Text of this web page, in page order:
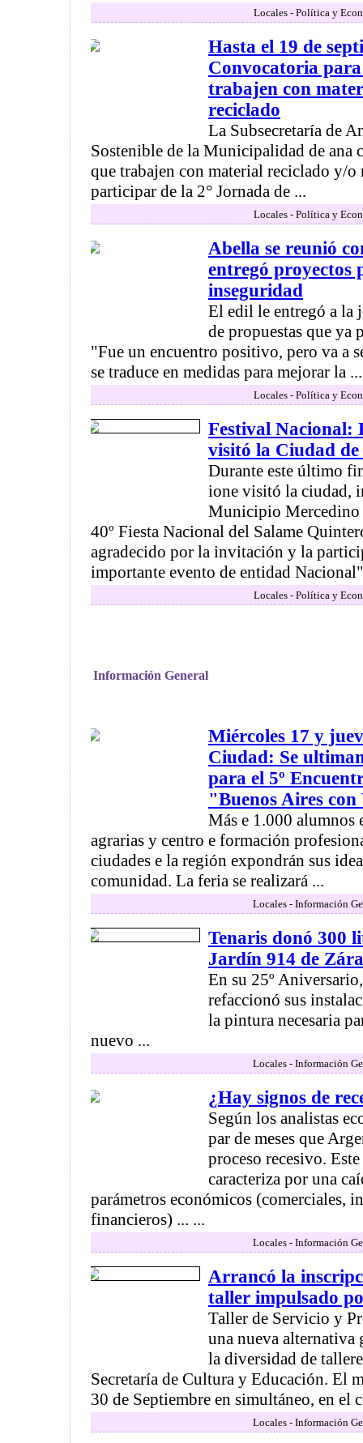
Locales - Política y
Hasta el 19 de
Convocatoria
trabajen con
reciclado
La Subsecretaría de
Sostenible de la Municipalidad de ana
que trabajen con material reciclado y/
participar de la 2° Jornada de ...
Locales - Política y
Abella se reunió
entregó proyectos
inseguridad
El edil le entregó a la
de propuestas que ya
"Fue un encuentro positivo, pero va a
se traduce en medidas para mejorar la ...
Locales - Política y
Festival Nacional:
visitó la Ciudad de
Durante este último
ione visitó la ciudad,
Municipio Mercedino
40º Fiesta Nacional del Salame
agradecido por la invitación y la
importante evento de entidad
Locales - Política y
Información General
Miércoles 17 y
Ciudad: Se
para el 5º
"Buenos Aires con
Más e 1.000 alumnos
agrarias y centro e formación
ciudades e la región expondrán sus
comunidad. La feria se realizará ...
Locales - Información
Tenaris donó 300
Jardín 914 de
En su 25º
refaccionó sus
la pintura necesaria
nuevo ...
Locales - Información
¿Hay signos de
Según los analistas
par de meses que
proceso recesivo.
caracteriza por una
parámetros económicos (comerciales,
financieros) ... ...
Locales - Información
Arrancó la
taller impulsado
Taller de Servicio y
una nueva alternativa
la diversidad de
Secretaría de Cultura y Educación. El
30 de Septiembre en simultáneo, en el
Locales - Información